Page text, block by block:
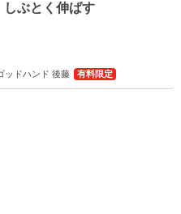
ぶとく伸ばす
ッドハンド 後藤 有料限定